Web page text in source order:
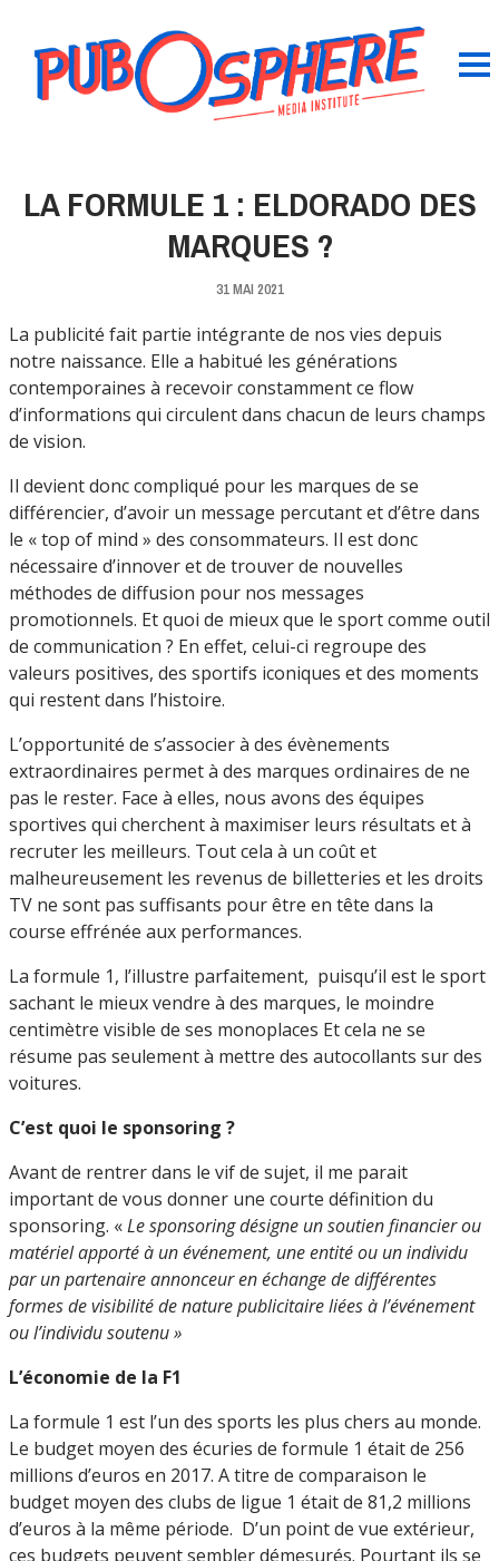
LA FORMULE 1 : ELDORADO DES
MARQUES ?
31 MAI 2021
La publicité fait partie intégrante de nos vies depuis
notre naissance. Elle a habitué les générations
contemporaines à recevoir constamment ce flow
d’informations qui circulent dans chacun de leurs champs
de vision.
Il devient donc compliqué pour les marques de se
différencier, d’avoir un message percutant et d’être dans
le « top of mind » des consommateurs. Il est donc
nécessaire d’innover et de trouver de nouvelles
méthodes de diffusion pour nos messages
promotionnels. Et quoi de mieux que le sport comme outil
de communication ? En effet, celui-ci regroupe des
valeurs positives, des sportifs iconiques et des moments
qui restent dans l’histoire.
L’opportunité de s’associer à des évènements
extraordinaires permet à des marques ordinaires de ne
pas le rester. Face à elles, nous avons des équipes
sportives qui cherchent à maximiser leurs résultats et à
recruter les meilleurs. Tout cela à un coût et
malheureusement les revenus de billetteries et les droits
TV ne sont pas suffisants pour être en tête dans la
course effrénée aux performances.
La formule 1, l’illustre parfaitement, puisqu’il est le sport
sachant le mieux vendre à des marques, le moindre
centimètre visible de ses monoplaces Et cela ne se
résume pas seulement à mettre des autocollants sur des
voitures.
C’est quoi le sponsoring ?
Avant de rentrer dans le vif de sujet, il me parait
important de vous donner une courte définition du
sponsoring. «Le sponsoring désigne un soutien financier ou
matériel apporté à un événement, une entité ou un individu
par un partenaire annonceur en échange de différentes
formes de visibilité de nature publicitaire liées à l’événement
ou l’individu soutenu »
L’économie de la F1
La formule 1 est l’un des sports les plus chers au monde.
Le budget moyen des écuries de formule 1 était de 256
millions d’euros en 2017. A titre de comparaison le
budget moyen des clubs de ligue 1 était de 81,2 millions
d’euros à la même période. D’un point de vue extérieur,
ces budgets peuvent sembler démesurés. Pourtant ils se